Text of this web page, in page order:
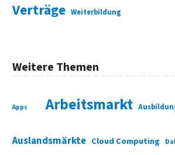
Verträge Weiterbildung
Weitere Themen
Apps Arbeitsmarkt
Auslandsmärkte Cloud Computing